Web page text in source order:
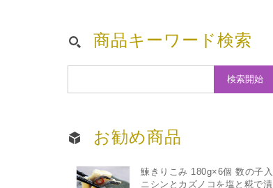
商品キーワード検索
お勧め商品
鰊きりこみ 180g×6個 数の子入
ニシンとカズノコを塩と糀で漬